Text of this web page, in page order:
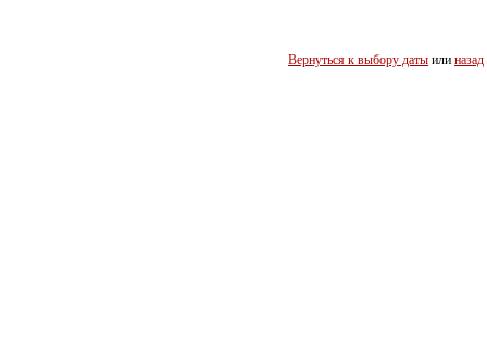
Вернуться к выбору даты или назад